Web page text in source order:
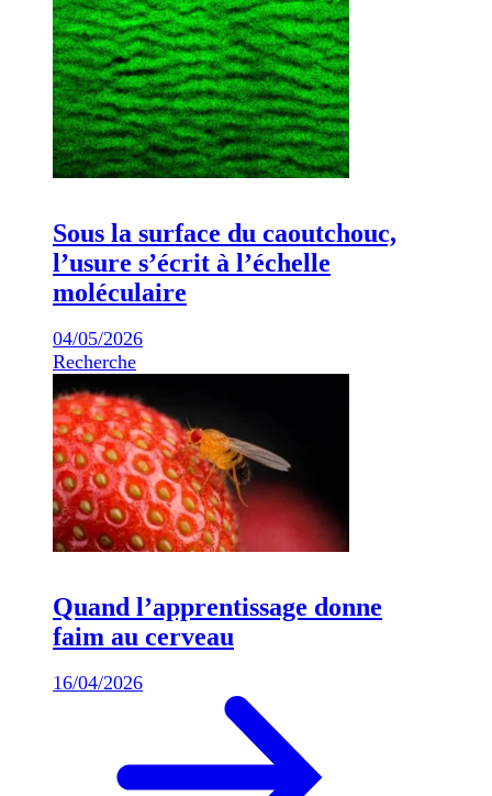
Sous la surface du caoutchouc,
l’usure s’écrit à l’échelle
moléculaire
04/05/2026
Recherche
Quand l’apprentissage donne
faim au cerveau
16/04/2026